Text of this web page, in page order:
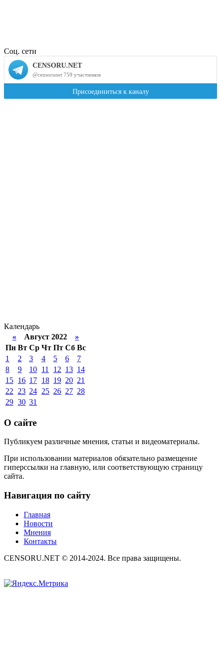
Соц. сети
Календарь
« Август 2022 »
Пн Вт Ср Чт Пт Сб Вс
1
2 3 4 5 6
7
8
9 10 11 12 13 14
15 16 17 18 19 20 21
22
23 24 25 26 27 28
29 30 31
О сайте
Публикуем различные мнения, статьи и видеоматериалы.
При использовании материалов обязательно размещение
гиперссылки на главную, или соответствующую страницу
сайта.
Навигация по сайту
Главная
Новости
Мнения
Контакты
CENSORU.NET © 2014-2024. Все права защищены.